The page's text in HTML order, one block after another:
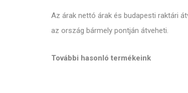
Az árak nettó árak és budapesti raktári
az ország bármely pontján átveheti.
További hasonló termékeink